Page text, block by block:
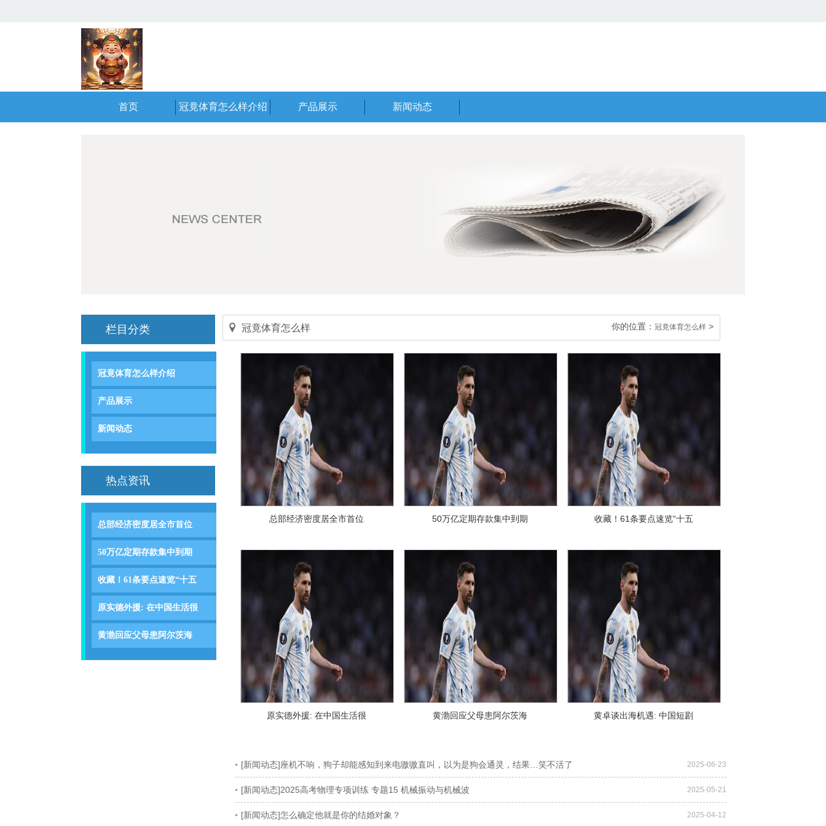
首页 冠竟体育怎么样介绍 产品展示 新闻动态
栏目分类
冠竟体育怎么样介绍
产品展示
新闻动态
热点资讯
总部经济密度居全市首位
50万亿定期存款集中到期
收藏！61条要点速览“十五
原实德外援: 在中国生活很
黄渤回应父母患阿尔茨海
你的位置： 冠竟体育怎么样 >
冠竟体育怎么样
总部经济密度居全市首位 50万亿定期存款集中到期 收藏！61条要点速览“十五
原实德外援: 在中国生活很 黄渤回应父母患阿尔茨海 黄卓谈出海机遇: 中国短剧
[新闻动态]座机不响，狗子却能感知到来电嗷嗷直叫，以为是狗会通灵，结果…笑不活了 2025-06-23
[新闻动态]2025高考物理专项训练 专题15 机械振动与机械波 2025-05-21
[新闻动态]怎么确定他就是你的结婚对象？ 2025-04-12